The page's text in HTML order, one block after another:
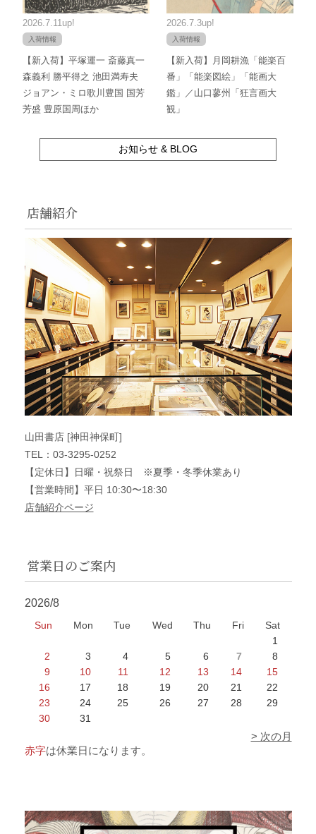
2026.7.11up!
入荷情報
【新入荷】平塚運一 斎藤真一
森義利 勝平得之 池田満寿夫
ジョアン・ミロ歌川豊国 国芳
芳盛 豊原国周ほか
2026.7.3up!
入荷情報
【新入荷】月岡耕漁「能楽百
番」「能楽図絵」「能画大
鑑」／山口蓼州「狂言画大
観」
お知らせ & BLOG
店舗紹介
山田書店 [神田神保町]
TEL：03-3295-0252
【定休日】日曜・祝祭日 ※夏季・冬季休業あり
【営業時間】平日 10:30〜18:30
店舗紹介ページ
営業日のご案内
2026/8
Sun Mon Tue Wed Thu Fri
Sat
1
2
3 4 5 6 7
8
9
10 11 12 13 14
15
16
17 18 19 20 21
22
23
24 25 26 27 28
29
30
31
> 次の月
赤字は休業日になります。